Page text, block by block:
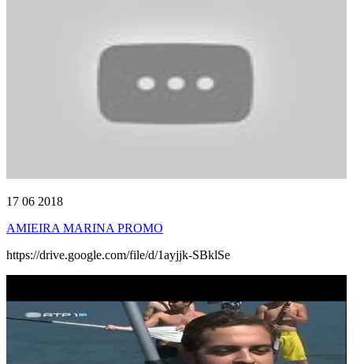
17 06 2018
AMIEIRA MARINA PROMO
https://drive.google.com/file/d/1ayjjk-SBklSe